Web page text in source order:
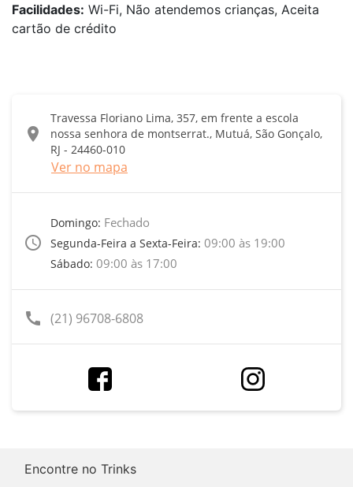
Facilidades: Wi-Fi, Não atendemos crianças, Aceita
cartão de crédito
location_on
Travessa Floriano Lima, 357, em frente a escola
nossa senhora de montserrat., Mutuá, São Gonçalo,
RJ - 24460-010
Ver no mapa
access_time
Domingo: Fechado
Segunda-Feira a Sexta-Feira: 09:00 às 19:00
Sábado: 09:00 às 17:00
call (21) 96708-6808
Encontre no Trinks